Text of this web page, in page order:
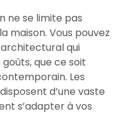
ne se limite pas
maison. Vous pouvez
qui
que ce soit
Les
d’une vaste
s’adapter à vos